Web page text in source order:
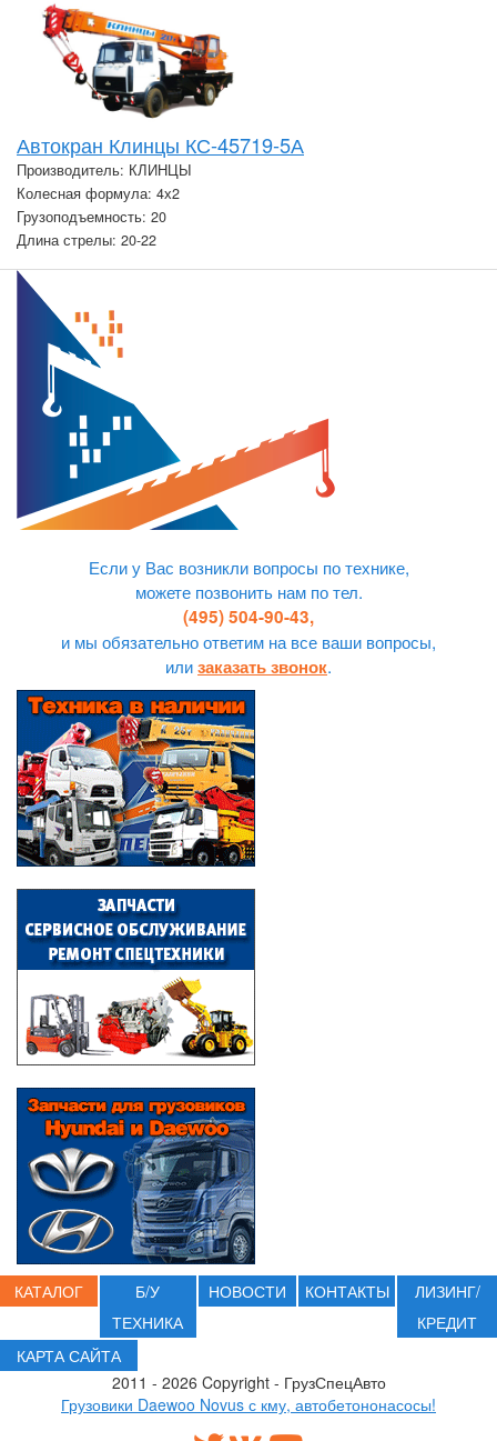
Автокран Клинцы КС-45719-5А
Производитель: КЛИНЦЫ
Колесная формула: 4х2
Грузоподъемность: 20
Длина стрелы: 20-22
Если у Вас возникли вопросы по технике,
можете позвонить нам по тел.
(495) 504-90-43,
и мы обязательно ответим на все ваши вопросы,
илизаказать звонок.
КАТАЛОГ
Б/У
ТЕХНИКА
НОВОСТИ КОНТАКТЫ
ЛИЗИНГ/
КРЕДИТ
КАРТА САЙТА
2011 - 2026 Copyright - ГрузСпецАвто
Грузовики Daewoo Novus с кму, автобетононасосы!